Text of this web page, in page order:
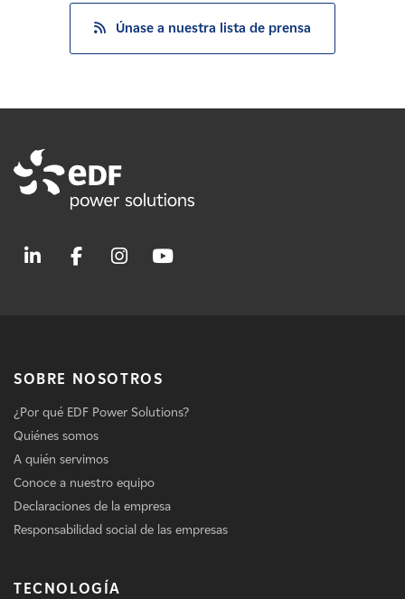
Únase a nuestra lista de prensa
SOBRE NOSOTROS
¿Por qué EDF Power Solutions?
Quiénes somos
A quién servimos
Conoce a nuestro equipo
Declaraciones de la empresa
Responsabilidad social de las empresas
TECNOLOGÍA